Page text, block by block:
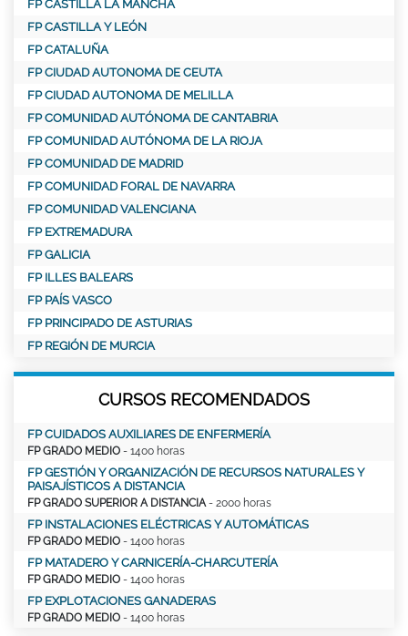
FP CASTILLA LA MANCHA
FP CASTILLA Y LEÓN
FP CATALUÑA
FP CIUDAD AUTONOMA DE CEUTA
FP CIUDAD AUTONOMA DE MELILLA
FP COMUNIDAD AUTÓNOMA DE CANTABRIA
FP COMUNIDAD AUTÓNOMA DE LA RIOJA
FP COMUNIDAD DE MADRID
FP COMUNIDAD FORAL DE NAVARRA
FP COMUNIDAD VALENCIANA
FP EXTREMADURA
FP GALICIA
FP ILLES BALEARS
FP PAÍS VASCO
FP PRINCIPADO DE ASTURIAS
FP REGIÓN DE MURCIA
CURSOS RECOMENDADOS
FP CUIDADOS AUXILIARES DE ENFERMERÍA
FP GRADO MEDIO - 1400 horas
FP GESTIÓN Y ORGANIZACIÓN DE RECURSOS NATURALES Y
PAISAJÍSTICOS A DISTANCIA
FP GRADO SUPERIOR A DISTANCIA- 2000 horas
FP INSTALACIONES ELÉCTRICAS Y AUTOMÁTICAS
FP GRADO MEDIO - 1400 horas
FP MATADERO Y CARNICERÍA-CHARCUTERÍA
FP GRADO MEDIO - 1400 horas
FP EXPLOTACIONES GANADERAS
FP GRADO MEDIO - 1400 horas